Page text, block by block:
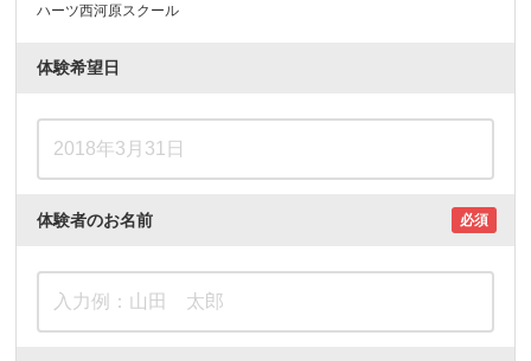
ハーツ西河原スクール
体験希望日
体験者のお名前 必須